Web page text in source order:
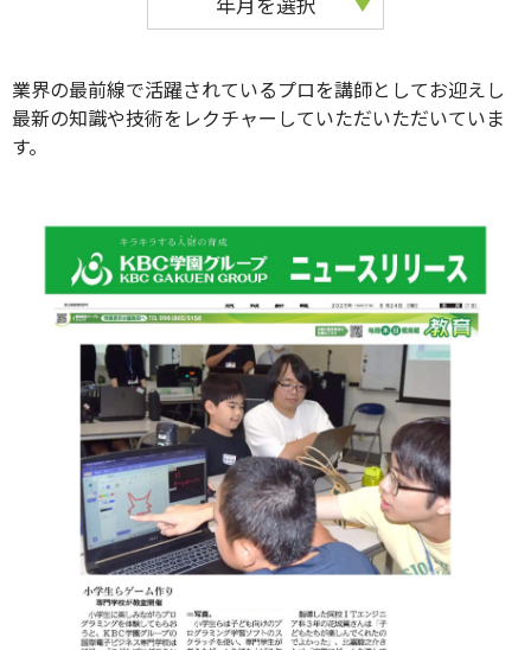
業界の最前線で活躍されているプロを講師としてお迎えし
最新の知識や技術をレクチャーしていただいただいていま
す。